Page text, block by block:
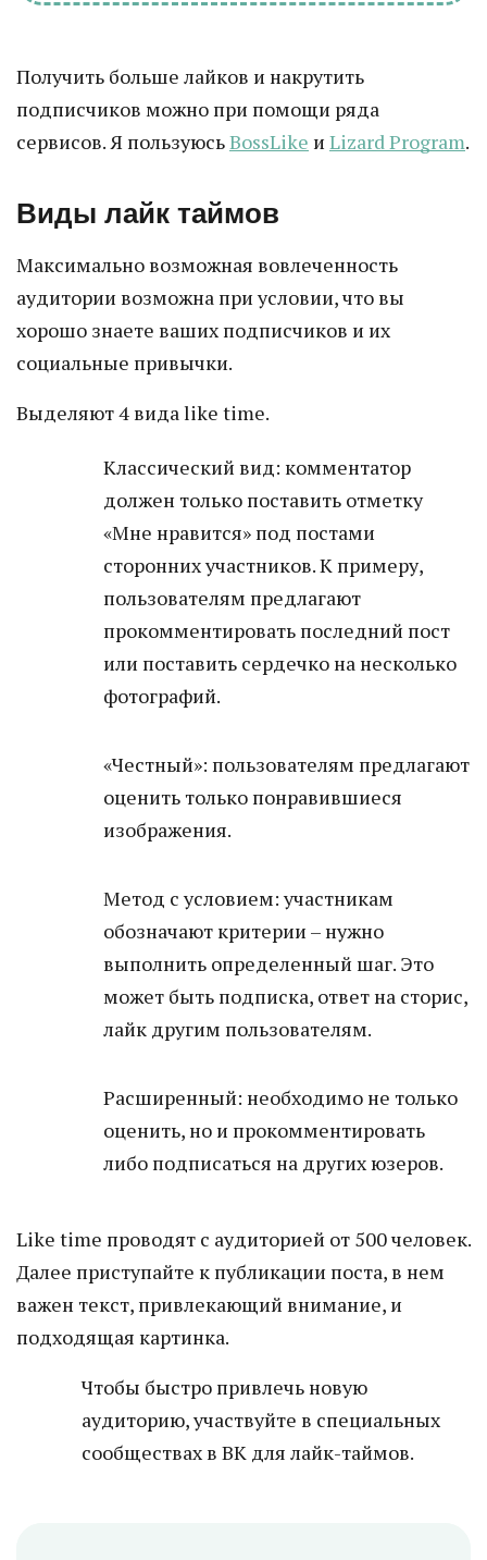
Получить больше лайков и накрутить
подписчиков можно при помощи ряда
сервисов. Я пользуюсьBossLike и Lizard Program.
Виды лайк таймов
Максимально возможная вовлеченность
аудитории возможна при условии, что вы
хорошо знаете ваших подписчиков и их
социальные привычки.
Выделяют 4 вида like time.
Классический вид: комментатор
должен только поставить отметку
«Мне нравится» под постами
сторонних участников. К примеру,
пользователям предлагают
прокомментировать последний пост
или поставить сердечко на несколько
фотографий.
«Честный»: пользователям предлагают
оценить только понравившиеся
изображения.
Метод с условием: участникам
обозначают критерии – нужно
выполнить определенный шаг. Это
может быть подписка, ответ на сторис,
лайк другим пользователям.
Расширенный: необходимо не только
оценить, но и прокомментировать
либо подписаться на других юзеров.
Like time проводят с аудиторией от 500 человек.
Далее приступайте к публикации поста, в нем
важен текст, привлекающий внимание, и
подходящая картинка.
Чтобы быстро привлечь новую
аудиторию, участвуйте в специальных
сообществах в ВК для лайк-таймов.